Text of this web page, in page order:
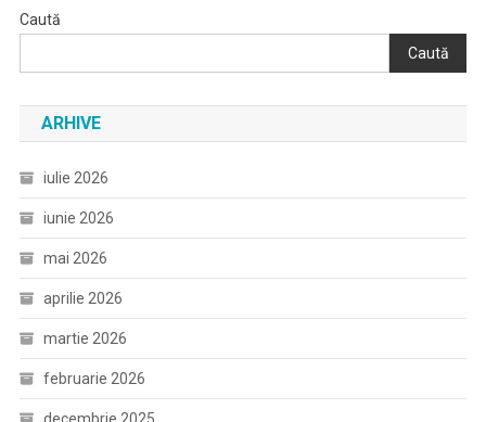
Caută
Caută
ARHIVE
iulie 2026
iunie 2026
mai 2026
aprilie 2026
martie 2026
februarie 2026